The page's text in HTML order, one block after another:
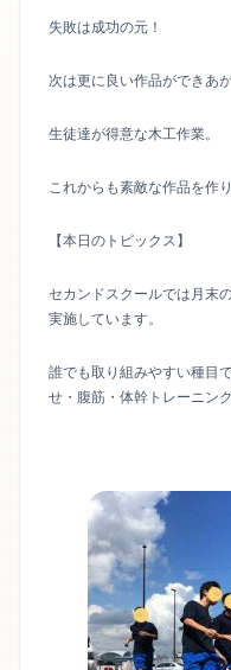
失敗は成功の元！
次は更に良い作品ができあ
生徒達が得意な木工作業。
これからも素敵な作品を作
【本日のトピックス】
セカンドスクールでは月末
実施しています。
誰でも取り組みやすい種目
せ・腹筋・体幹トレーニン